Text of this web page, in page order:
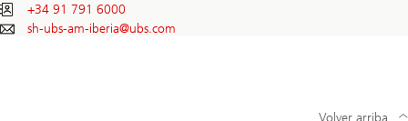
+34 91 791 6000
sh-ubs-am-iberia@ubs.com
Volver arriba